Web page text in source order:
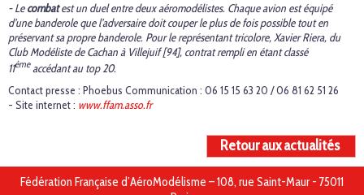
- Lecombatest un duel entre deux aéromodélistes. Chaque avion est équipé
d’une banderole que l’adversaire doit couper le plus de fois possible tout en
préservant sa propre banderole. Pour le représentant tricolore, Xavier Riera, du
Club Modéliste de Cachan à Villejuif [94], contrat rempli en étant classé
11èmeaccédant au top 20.
Contact presse : Phoebus Communication : 06 15 15 63 20 / 06 81 62 51 26
- Site internet : www.ffam.asso.fr
Retour aux actualités
Fédération Française d’AéroModélisme – 108, rue Saint-Maur - 75011